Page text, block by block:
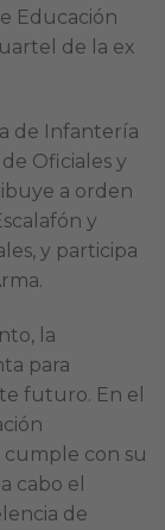
Educación
de la ex
de Infantería
Oficiales y
a orden
y
y participa
la
para
futuro. En el
con su
cabo el
de